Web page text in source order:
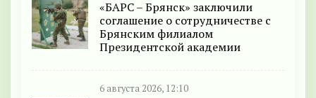
«БАРС – Брянск» заключили
соглашение о сотрудничестве с
Брянским филиалом
Президентской академии
6 августа 2026, 12:10